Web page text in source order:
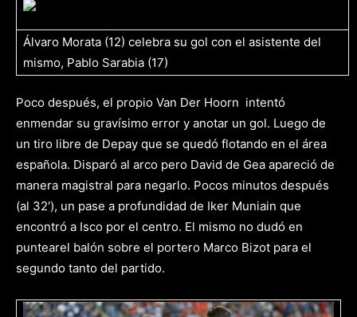
Álvaro Morata (12) celebra su gol con el asistente del
mismo, Pablo Sarabia (17)
Poco después, el propio Van Der Hoorn intentó
enmendar su gravísimo error y anotar un gol. Luego de
un tiro libre de Depay que se quedó flotando en el área
española. Disparó al arco pero David de Gea apareció de
manera magistral para negarlo. Pocos minutos después
(al 32′), un pase a profundidad de Iker Muniain que
encontró a Isco por el centro. El mismo no dudó en
puntearel balón sobre el portero Marco Bizot para el
segundo tanto del partido.